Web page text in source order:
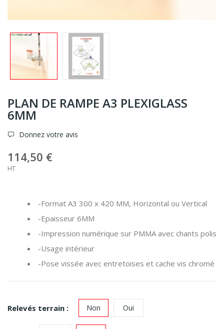
PLAN DE RAMPE A3 PLEXIGLASS
6MM
Donnez votre avis
114,50 €
HT
-Format A3 300 x 420 MM, Horizontal ou Vertical
-Epaisseur 6MM
-Impression numérique sur PMMA avec chants polis
-Usage intérieur
-Pose vissée avec entretoises et cache vis chromé
Relevés terrain : Non Oui